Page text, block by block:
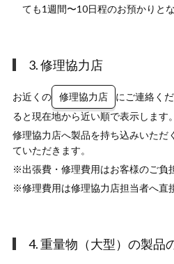
ても1週間〜10日程のお預かりとな
3. 修理協力店
お近くの 修理協力店
にご連絡く
ると現在地から近い順で表示します。
修理協力店へ製品を持ち込みいただ
ていただきます。
※出張費・修理費用はお客様のご負
※修理費用は修理協力店担当者へ直
4. 重量物（大型）の製品